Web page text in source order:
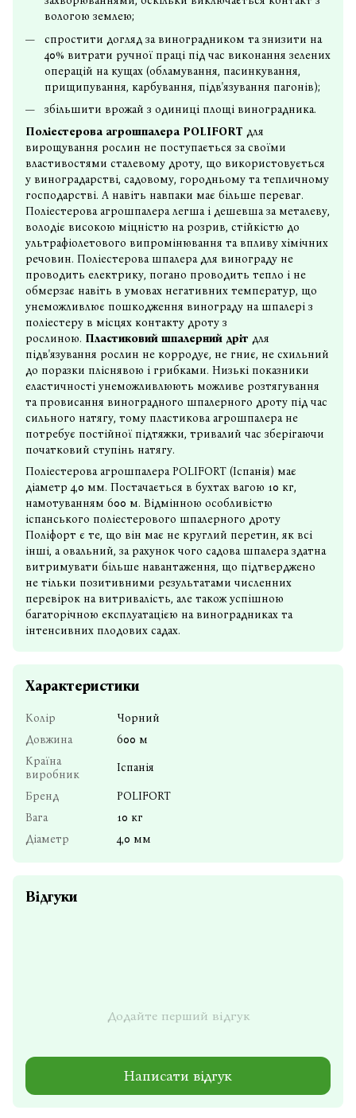
вологою землею;
спростити догляд за виноградником та знизити на
40% витрати ручної праці під час виконання зелених
операцій на кущах (обламування, пасинкування,
прищипування, карбування, підв'язування пагонів);
збільшити врожай з одиниці площі виноградника.
Поліестерова агрошпалера POLIFORT для
вирощування рослин не поступається за своїми
властивостями сталевому дроту, що використовується
у виноградарстві, садовому, городньому та тепличному
господарстві. А навіть навпаки має більше переваг.
Поліестерова агрошпалера легша і дешевша за металеву,
володіє високою міцністю на розрив, стійкістю до
ультрафіолетового випромінювання та впливу хімічних
речовин. Поліестерова шпалера для винограду не
проводить електрику, погано проводить тепло і не
обмерзає навіть в умовах негативних температур, що
унеможливлює пошкодження винограду на шпалері з
поліестеру в місцях контакту дроту з
рослиною. Пластиковий шпалерний дріт для
підв'язування рослин не корродує, не гниє, не схильний
до поразки пліснявою і грибками. Низькі показники
еластичності унеможливлюють можливе розтягування
та провисання виноградного шпалерного дроту під час
сильного натягу, тому пластикова агрошпалера не
потребує постійної підтяжки, тривалий час зберігаючи
початковий ступінь натягу.
Поліестерова агрошпалера POLIFORT (Іспанія) має
діаметр 4,0 мм. Постачається в бухтах вагою 10 кг,
намотуванням 600 м. Відмінною особливістю
іспанського поліестерового шпалерного дроту
Поліфорт є те, що він має не круглий перетин, як всі
інші, а овальний, за рахунок чого садова шпалера здатна
витримувати більше навантаження, що підтверджено
не тільки позитивними результатами численних
перевірок на витривалість, але також успішною
багаторічною експлуатацією на виноградниках та
інтенсивних плодових садах.
Характеристики
Колір
Чорний
Довжина
600 м
Країна
виробник
Іспанія
Бренд
POLIFORT
Вага
10 кг
Діаметр
4,0 мм
Відгуки
Додайте перший відгук
Написати відгук